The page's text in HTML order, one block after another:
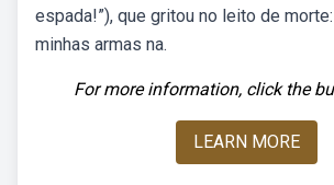
espada!”), que gritou no leito de
minhas armas na.
For more information, click the
LEARN MORE